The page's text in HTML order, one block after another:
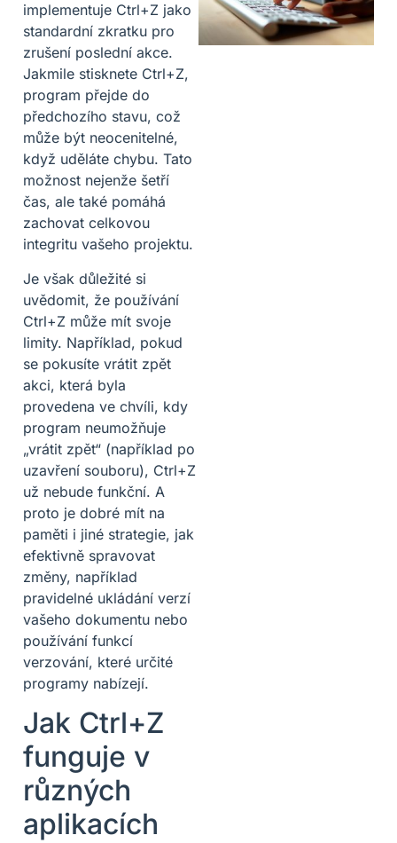
implementuje Ctrl+Z jako
standardní zkratku pro
zrušení poslední akce.
Jakmile stisknete Ctrl+Z,
program přejde do
předchozího stavu, což
může být neocenitelné,
když uděláte chybu. Tato
možnost nejenže šetří
čas, ale také pomáhá
zachovat celkovou
integritu vašeho projektu.
Je však důležité si
uvědomit, že používání
Ctrl+Z může mít svoje
limity. Například, pokud
se pokusíte vrátit zpět
akci, která byla
provedena ve chvíli, kdy
program neumožňuje
„vrátit zpět“ (například po
uzavření souboru), Ctrl+Z
už nebude funkční. A
proto je dobré mít na
paměti i jiné strategie, jak
efektivně spravovat
změny, například
pravidelné ukládání verzí
vašeho dokumentu nebo
používání funkcí
verzování, které určité
programy nabízejí.
Jak Ctrl+Z
funguje v
různých
aplikacích